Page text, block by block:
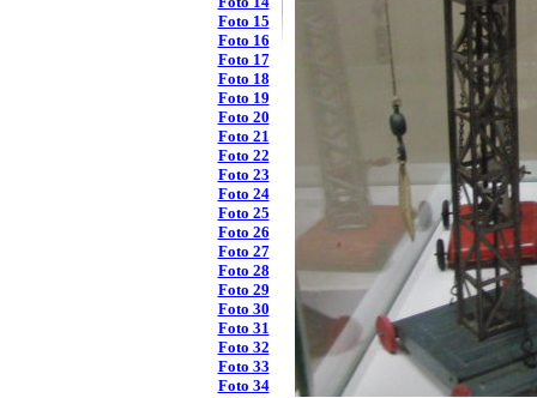
Foto 15
Foto 16
Foto 17
Foto 18
Foto 19
Foto 20
Foto 21
Foto 22
Foto 23
Foto 24
Foto 25
Foto 26
Foto 27
Foto 28
Foto 29
Foto 30
Foto 31
Foto 32
Foto 33
Foto 34